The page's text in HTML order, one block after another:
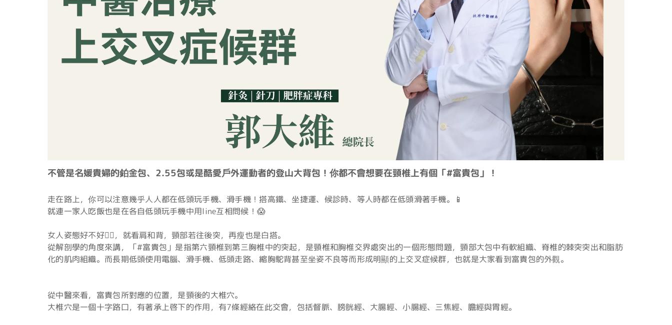
不管是名媛貴婦的鉑金包、2.55包或是酷愛戶外運動者的登山大背包！你都不會想要在頸椎上有個「#富貴包」！
走在路上，你可以注意幾乎人人都在低頭玩手機、滑手機！搭高鐵、坐捷運、候診時、等人時都在低頭滑著手機。📱
就連一家人吃飯也是在各自低頭玩手機中用line互相問候！😱
女人姿態好不好🧖‍♀️，就看肩和背，頸部若往後突，再瘦也是白搭。
從解剖學的角度來講，「#富貴包」是指第六頸椎到第三胸椎中的突起，是頸椎和胸椎交界處突出的一個形態問題，頸部大包中有軟組織、脊椎的棘突突出和脂肪
化的肌肉組織。而長期低頭使用電腦、滑手機、低頭走路、縮胸駝背甚至坐姿不良等而形成明顯的上交叉症候群，也就是大家看到富貴包的外觀。
從中醫來看，富貴包所對應的位置，是頸後的大椎穴。
大椎穴是一個十字路口，有著承上啓下的作用，有7條經絡在此交會，包括督脈、膀胱經、大腸經、小腸經、三焦經、膽經與胃經。